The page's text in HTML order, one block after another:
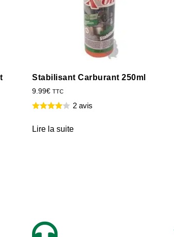
Stabilisant Carburant 250ml
9.99€ TTC
2 avis
Lire la suite